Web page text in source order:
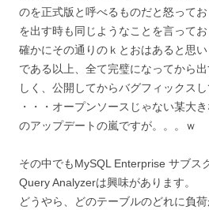
のを正式版と呼べるものだと怒って
を出す時も同じようなことを言ってお
確かにその通りのｋとおはあると思
である以上、全て完璧になってから
しく、公開してからバグフィックスし
・・・オープンソースじゃない某大
のアップデートの嵐ですが。。。ｗ
その中でもMySQL Enterprise サブス
Query Analyzerは興味があります。
どうやら、どのテーブルのどれに負荷